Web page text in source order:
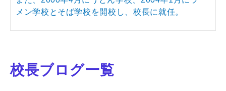
メン学校とそば学校を開校し、校長に就任。
校長ブログ一覧